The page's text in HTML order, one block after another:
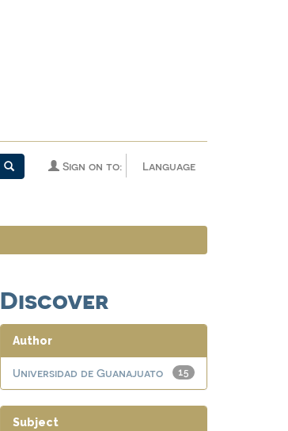
Language
Sign on to:
Discover
Author
15
Universidad de Guanajuato
Subject